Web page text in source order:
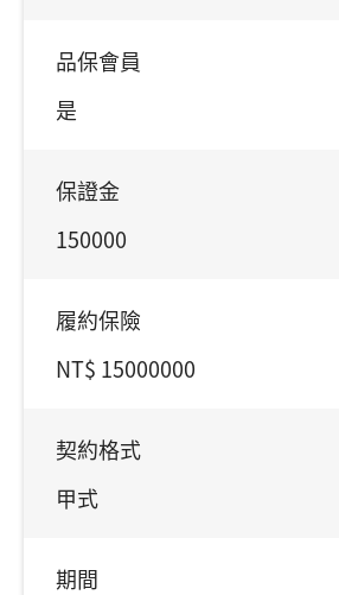
品保會員
是
保證金
150000
履約保險
NT$ 15000000
契約格式
甲式
期間